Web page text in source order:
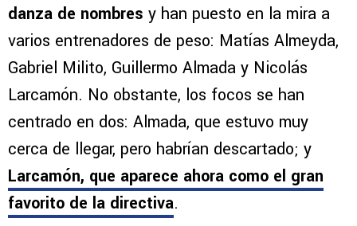
danza de nombres y han puesto en la mira a
varios entrenadores de peso: Matías Almeyda,
Gabriel Milito, Guillermo Almada y Nicolás
Larcamón. No obstante, los focos se han
centrado en dos: Almada, que estuvo muy
cerca de llegar, pero habrían descartado; y
Larcamón, que aparece ahora como el gran
favorito de la directiva.